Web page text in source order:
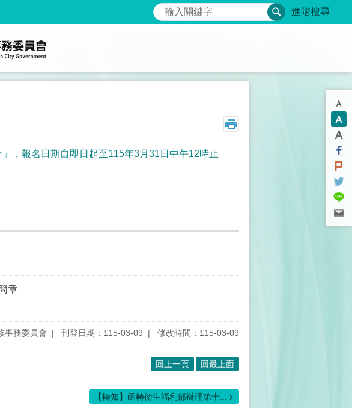
搜尋 進階搜尋
，報名日期自即日起至115年3月31日中午12時止
章
事務委員會 刊登日期：115-03-09 修改時間：115-03-09
回上一頁 回最上面
【轉知】函轉衛生福利部辦理第十...